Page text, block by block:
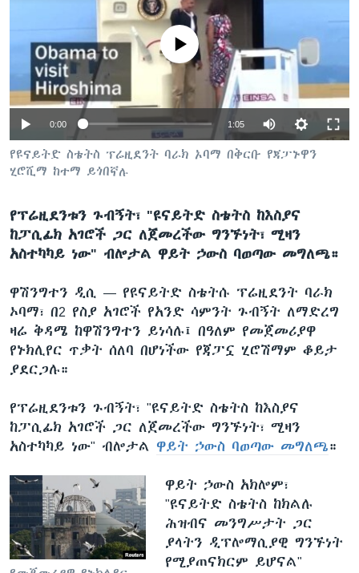
ቋንቋዎች
No media source currently available
0:00 1:05
የዩናይትድ ስቴትስ ፕሬዚደንት ባራክ ኦባማ በቅርቡ የጃፓኑዋን
ሂሮሺማ ከተማ ይጎበኛሉ
የፕሬዚደንቱን ጉብኝት፣ "ዩናይትድ ስቴትስ ከእስያና
ከፓሲፊክ አገሮች ጋር ለጀመረችው ግንኙነት፣ ሚዛን
አስተካካይ ነው" ብሎታል ዋይት ኃውስ ባወጣው መግለጫ።
ዋሽንግተን ዲሲ — የዩናይትድ ስቴትሱ ፕሬዚደንት ባራክ
ኦባማ፣ በ2 የስያ አገሮች የአንድ ሳምንት ጉብኝት ለማድረግ
ዛሬ ቅዳሜ ከዋሽንግተን ይነሳሉ፤ በዓለም የመጀመሪያዋ
የኑክሊየር ጥቃት ሰለባ በሆነችው የጃፓኗ ሂሮሽማም ቆይታ
ያደርጋሉ።
የፕሬዚደንቱን ጉብኝት፣ "ዩናይትድ ስቴትስ ከእስያና
ከፓሲፊክ አገሮች ጋር ለጀመረችው ግንኙነት፣ ሚዛን
አስተካካይ ነው" ብሎታል ዋይት ኃውስ ባወጣው መግለጫ።
ዋይት ኃውስ አክሎም፣
"ዩናይትድ ስቴትስ ከክልሉ
ሕዝብና መንግሥታት ጋር
ያላትን ዲፕሎማሲያዊ ግንኙነት
የሚያጠናክርም ይሆናል"